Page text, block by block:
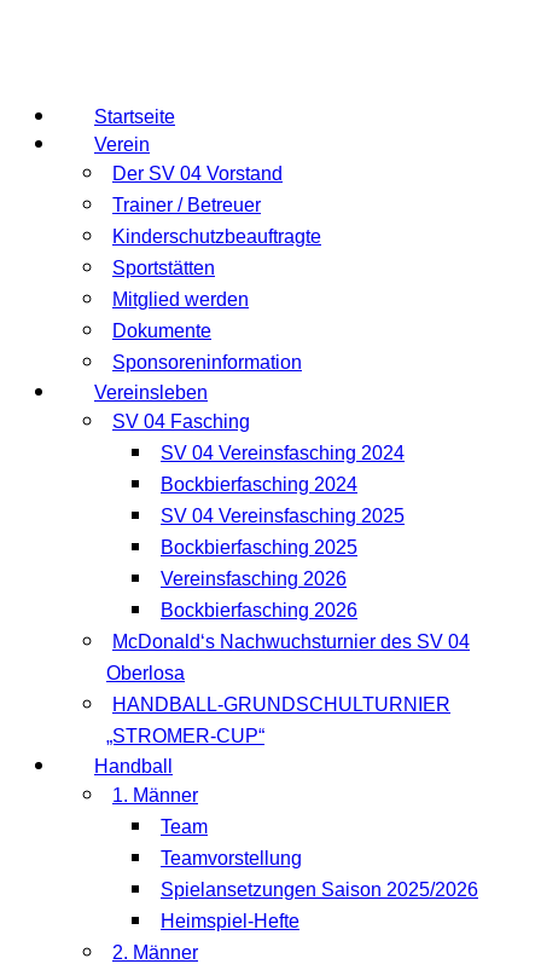
Startseite
Verein
Der SV 04 Vorstand
Trainer / Betreuer
Kinderschutzbeauftragte
Sportstätten
Mitglied werden
Dokumente
Sponsoreninformation
Vereinsleben
SV 04 Fasching
SV 04 Vereinsfasching 2024
Bockbierfasching 2024
SV 04 Vereinsfasching 2025
Bockbierfasching 2025
Vereinsfasching 2026
Bockbierfasching 2026
McDonald‘s Nachwuchsturnier des SV 04
Oberlosa
HANDBALL-GRUNDSCHULTURNIER
„STROMER-CUP“
Handball
1. Männer
Team
Teamvorstellung
Spielansetzungen Saison 2025/2026
Heimspiel-Hefte
2. Männer